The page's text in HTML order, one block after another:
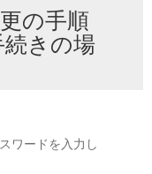
の手順
続きの場
ワードを入力し